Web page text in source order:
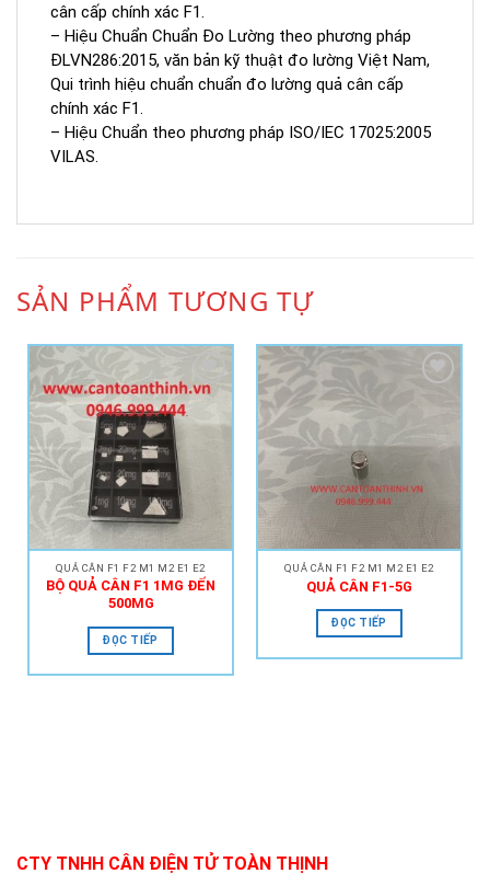
cân cấp chính xác F1.
– Hiệu Chuẩn Chuẩn Đo Lường theo phương pháp
ĐLVN286:2015, văn bản kỹ thuật đo lường Việt Nam,
Qui trình hiệu chuẩn chuẩn đo lường quả cân cấp
chính xác F1.
– Hiệu Chuẩn theo phương pháp ISO/IEC 17025:2005
VILAS.
SẢN PHẨM TƯƠNG TỰ
Wishlist
QUẢ CÂN F1 F2 M1 M2 E1 E2
BỘ QUẢ CÂN F1 1MG ĐẾN
500MG
ĐỌC TIẾP
Wishlist
QUẢ CÂN F1 F2 M1 M2 E1 E2
QUẢ CÂN F1-5G
ĐỌC TIẾP
CTY TNHH CÂN ĐIỆN TỬ TOÀN THỊNH